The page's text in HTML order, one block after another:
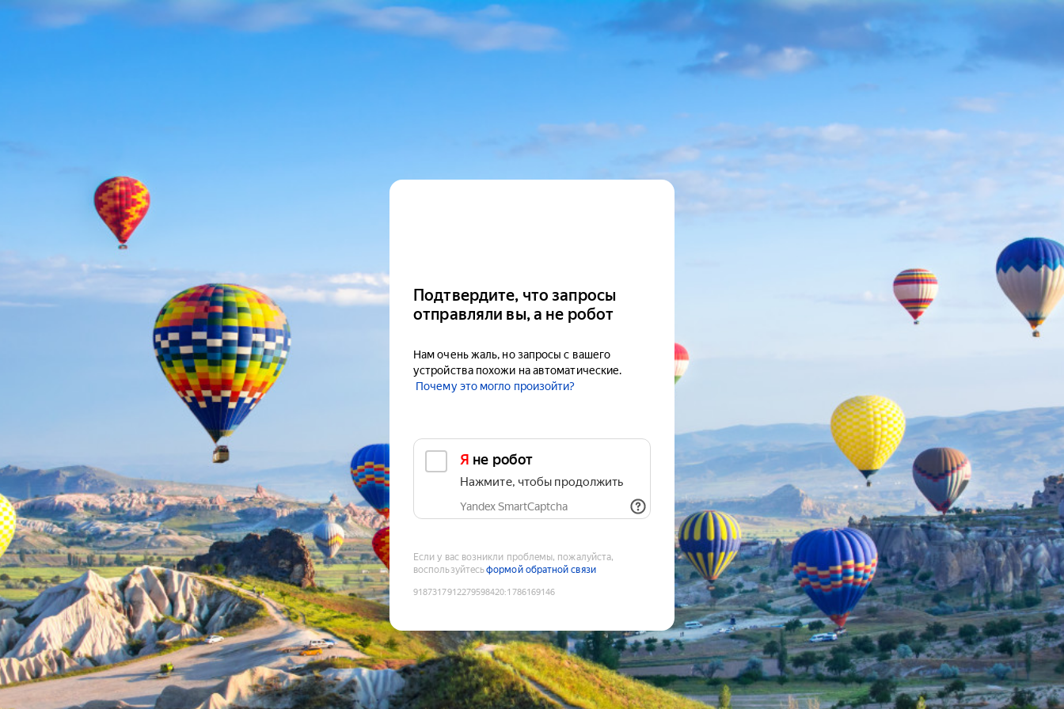
Подтвердите, что запросы
отправляли вы, а не робот
Нам очень жаль, но запросы с вашего
устройства похожи на автоматические.
Почему это могло произойти?
Я не робот
Нажмите, чтобы продолжить
Yandex SmartCaptcha
Если у вас возникли проблемы, пожалуйста,
воспользуйтесьформой обратной связи
9187317912279598420:1786169146